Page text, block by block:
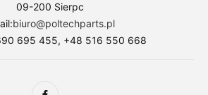
09-200 Sierpc
biuro@poltechparts.pl
695 455, +48 516 550 668